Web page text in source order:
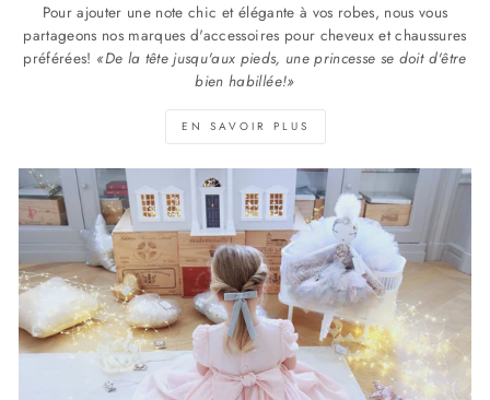
Pour ajouter une note chic et élégante à vos robes, nous vous
partageons nos marques d'accessoires pour cheveux et chaussures
préférées! «De la tête jusqu'aux pieds, une princesse se doit d'être
bien habillée!»
EN SAVOIR PLUS